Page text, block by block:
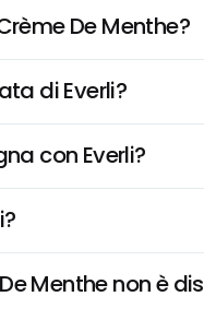
De Menthe?
di Everli?
con Everli?
Menthe non è